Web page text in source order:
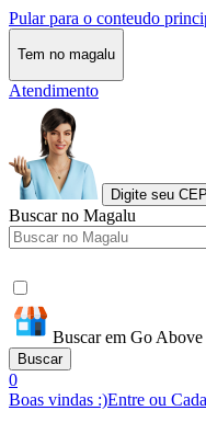
Pular para o conteudo
Tem no magalu
Atendimento
Digite seu CEP
Buscar no Magalu
Buscar em Go Above
Buscar
0
Boas vindas :)Entre ou